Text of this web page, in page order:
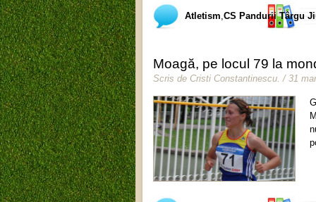
Atletism,CS Pandurii Târgu
Moagă, pe locul 79 la
Scris de Cristi Constantinescu / 31